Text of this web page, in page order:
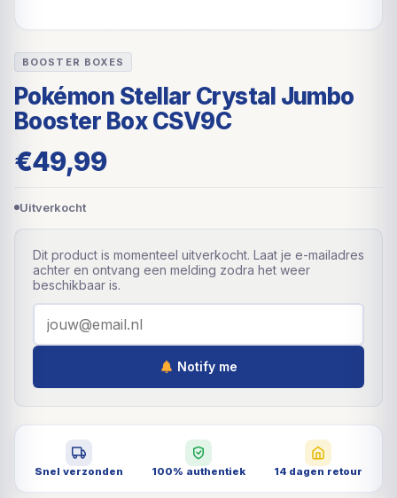
BOOSTER BOXES
Pokémon Stellar Crystal Jumbo
Booster Box CSV9C
€49,99
Uitverkocht
Dit product is momenteel uitverkocht. Laat je e-mailadres
achter en ontvang een melding zodra het weer
beschikbaar is.
Notify me
Snel verzonden 100% authentiek 14 dagen retour